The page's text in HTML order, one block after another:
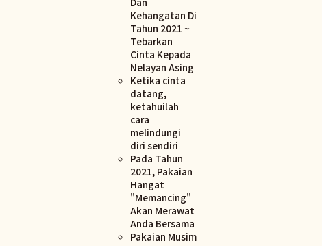
Kehangatan Di
Tahun 2021 ~
Tebarkan
Cinta Kepada
Nelayan Asing
Ketika cinta
datang,
ketahuilah
cara
melindungi
diri sendiri
Pada Tahun
2021, Pakaian
Hangat
"Memancing"
Akan Merawat
Anda Bersama
Pakaian Musim